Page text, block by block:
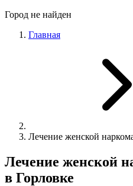
Город не найден
Главная
Лечение женской
Лечение женской
в Горловке